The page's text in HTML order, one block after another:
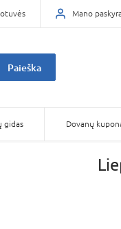
Mano
Paieška
gidas Dovanų